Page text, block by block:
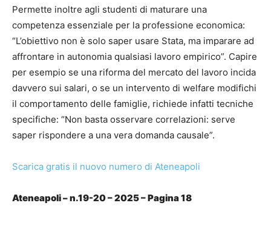
Permette inoltre agli studenti di maturare una
competenza essenziale per la professione economica:
“L’obiettivo non è solo saper usare Stata, ma imparare ad
affrontare in autonomia qualsiasi lavoro empirico”. Capire
per esempio se una riforma del mercato del lavoro incida
davvero sui salari, o se un intervento di welfare modifichi
il comportamento delle famiglie, richiede infatti tecniche
specifiche: “Non basta osservare correlazioni: serve
saper rispondere a una vera domanda causale”.
Scarica gratis il nuovo numero di Ateneapoli
Ateneapoli – n.19-20 – 2025 – Pagina 18